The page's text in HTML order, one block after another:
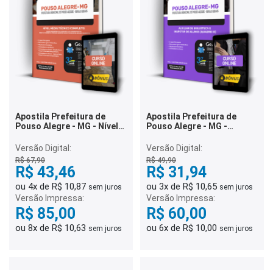
Apostila Prefeitura de
Pouso Alegre - MG - Nível
Versão Digital:
R$ 67,90
R$ 43,46
ou 4x de R$ 10,87 sem juros
Versão Impressa:
R$ 85,00
ou 8x de R$ 10,63 sem juros
Apostila Prefeitura de
Pouso Alegre - MG -
Inspetor de Alunos
(Quadro III)
Versão Digital:
R$ 49,90
R$ 31,94
ou 3x de R$ 10,65 sem juros
Versão Impressa:
R$ 60,00
ou 6x de R$ 10,00 sem juros